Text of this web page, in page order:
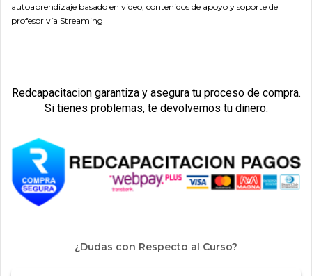
autoaprendizaje basado en video, contenidos de apoyo y soporte de
profesor vía Streaming
Redcapacitacion garantiza y asegura tu proceso de compra.
Si tienes problemas, te devolvemos tu dinero.
¿Dudas con Respecto al Curso?